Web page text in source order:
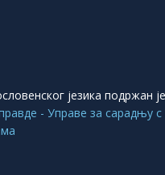
језика подржан је
- Управе за сарадњу с